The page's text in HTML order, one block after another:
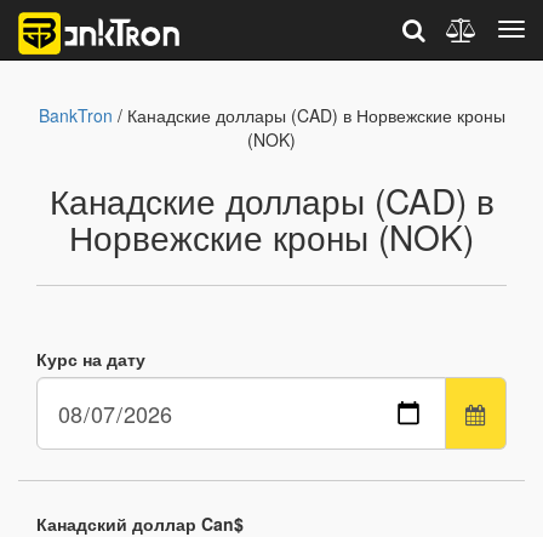
BankTron / Канадские доллары (CAD) в Норвежские кроны
(NOK)
Канадские доллары (CAD) в
Норвежские кроны (NOK)
Курс на дату
Канадский доллар Can$